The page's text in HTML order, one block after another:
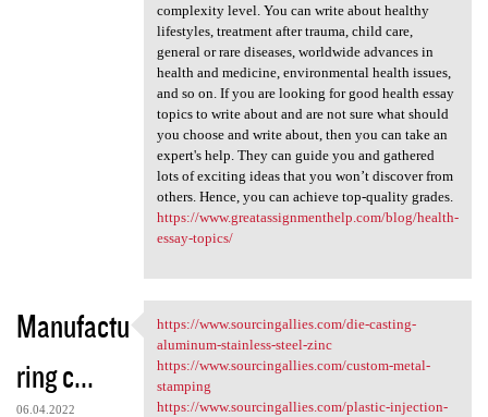
complexity level. You can write about healthy
lifestyles, treatment after trauma, child care,
general or rare diseases, worldwide advances in
health and medicine, environmental health issues,
and so on. If you are looking for good health essay
topics to write about and are not sure what should
you choose and write about, then you can take an
expert's help. They can guide you and gathered
lots of exciting ideas that you won’t discover from
others. Hence, you can achieve top-quality grades.
https://www.greatassignmenthelp.com/blog/health-
essay-topics/
Manufactu
ring c...
06.04.2022
https://www.sourcingallies
https://www.sourcingallies.com/die-casting-
aluminum-stainless-steel-zinc
https://www.sourcingallies.com/custom-metal-
stamping
https://www.sourcingallies.com/plastic-injection-